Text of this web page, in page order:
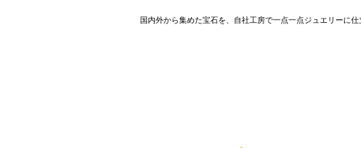
国内外から集めた宝石を、自社工房で一点一点ジュエリーに